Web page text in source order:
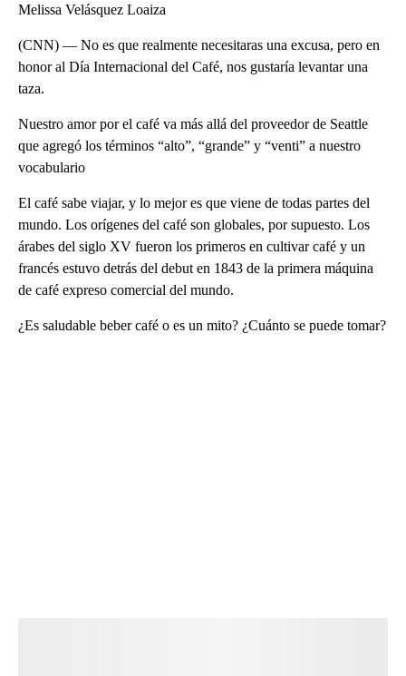
Melissa Velásquez Loaiza
(CNN) — No es que realmente necesitaras una excusa, pero en
honor al Día Internacional del Café, nos gustaría levantar una
taza.
Nuestro amor por el café va más allá del proveedor de Seattle
que agregó los términos “alto”, “grande” y “venti” a nuestro
vocabulario
El café sabe viajar, y lo mejor es que viene de todas partes del
mundo. Los orígenes del café son globales, por supuesto. Los
árabes del siglo XV fueron los primeros en cultivar café y un
francés estuvo detrás del debut en 1843 de la primera máquina
de café expreso comercial del mundo.
¿Es saludable beber café o es un mito? ¿Cuánto se puede tomar?